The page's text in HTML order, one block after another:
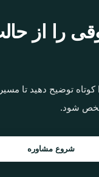
را از
کوتاه توضیح دهید تا
شود.
شروع مشاوره